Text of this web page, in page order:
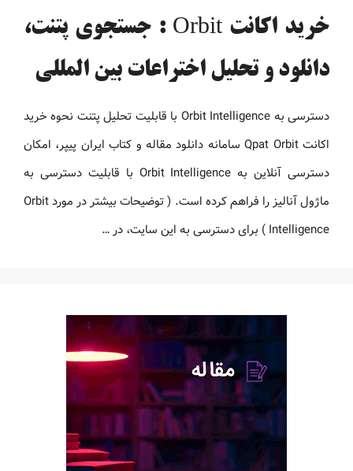
خرید اکانت Orbit : جستجوی پتنت،
دانلود و تحلیل اختراعات بین المللی
دسترسی به Orbit Intelligence با قابلیت تحلیل پتنت نحوه خرید
اکانت Qpat Orbit سامانه دانلود مقاله و کتاب ایران پیپر، امکان
دسترسی آنلاین به Orbit Intelligence با قابلیت دسترسی به
ماژول آنالیز را فراهم کرده است. ( توضیحات بیشتر در مورد Orbit
Intelligence ) برای دسترسی به این سایت، در …